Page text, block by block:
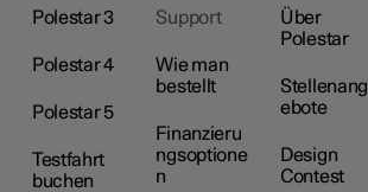
Polestar 3
Polestar 4
Polestar 5
Testfahrt
buchen
Support
Wie man
bestellt
Finanzieru
ngsoptione
n
Über
Polestar
Stellenang
ebote
Design
Contest